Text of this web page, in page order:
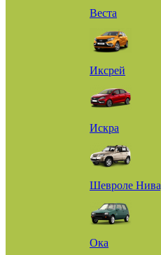
Веста
Иксрей
Искра
Шевроле
Ока